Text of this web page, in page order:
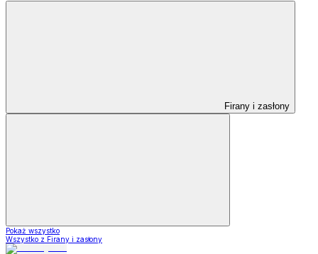
Firany i zasłony
Pokaż wszystko
Wszystko z Firany i zasłony